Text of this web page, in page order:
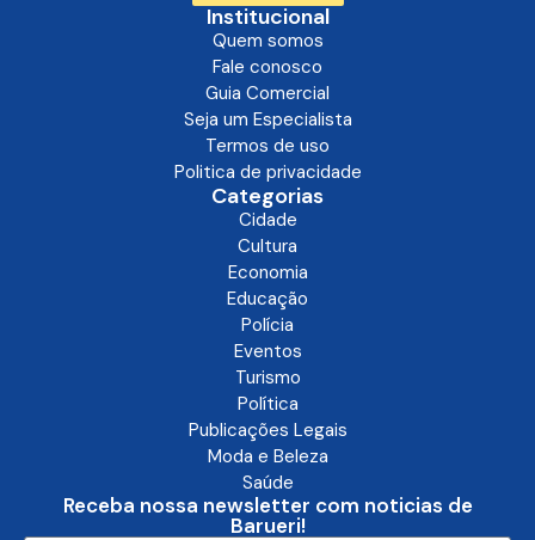
Institucional
Quem somos
Fale conosco
Guia Comercial
Seja um Especialista
Termos de uso
Politica de privacidade
Categorias
Cidade
Cultura
Economia
Educação
Polícia
Eventos
Turismo
Política
Publicações Legais
Moda e Beleza
Saúde
Receba nossa newsletter com noticias de
Barueri!